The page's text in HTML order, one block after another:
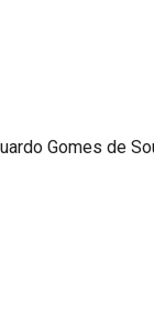
Gomes de